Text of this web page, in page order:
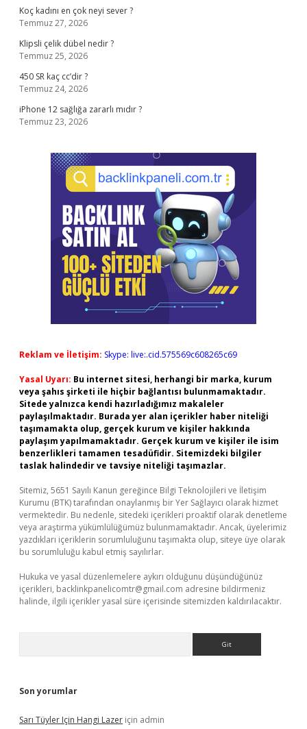
Koç kadını en çok neyi sever ?
Temmuz 27, 2026
Klipsli çelik dübel nedir ?
Temmuz 25, 2026
450 SR kaç cc’dir ?
Temmuz 24, 2026
iPhone 12 sağlığa zararlı mıdır ?
Temmuz 23, 2026
Reklam ve İletişim: Skype: live:.cid.575569c608265c69
Yasal Uyarı: Bu internet sitesi, herhangi bir marka, kurum
veya şahıs şirketi ile hiçbir bağlantısı bulunmamaktadır.
Sitede yalnızca kendi hazırladığımız makaleler
paylaşılmaktadır. Burada yer alan içerikler haber niteliği
taşımamakta olup, gerçek kurum ve kişiler hakkında
paylaşım yapılmamaktadır. Gerçek kurum ve kişiler ile isim
benzerlikleri tamamen tesadüfidir. Sitemizdeki bilgiler
taslak halindedir ve tavsiye niteliği taşımazlar.
Sitemiz, 5651 Sayılı Kanun gereğince Bilgi Teknolojileri ve İletişim
Kurumu (BTK) tarafından onaylanmış bir Yer Sağlayıcı olarak hizmet
vermektedir. Bu nedenle, sitedeki içerikleri proaktif olarak denetleme
veya araştırma yükümlülüğümüz bulunmamaktadır. Ancak, üyelerimiz
yazdıkları içeriklerin sorumluluğunu taşımakta olup, siteye üye olarak
bu sorumluluğu kabul etmiş sayılırlar.
Hukuka ve yasal düzenlemelere aykırı olduğunu düşündüğünüz
içerikleri, backlinkpanelicomtr@gmail.com adresine bildirmeniz
halinde, ilgili içerikler yasal süre içerisinde sitemizden kaldırılacaktır.
Son yorumlar
Sarı Tüyler Için Hangi Lazer için admin